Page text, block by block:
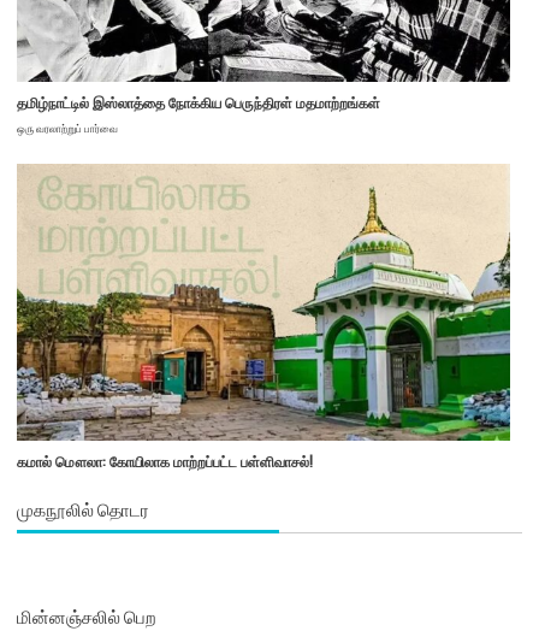
தமிழ்நாட்டில் இஸ்லாத்தை நோக்கிய பெருந்திரள் மதமாற்றங்கள்
ஒரு வரலாற்றுப் பார்வை
கமால் மௌலா: கோயிலாக மாற்றப்பட்ட பள்ளிவாசல்!
முகநூலில் தொடர
மின்னஞ்சலில் பெற